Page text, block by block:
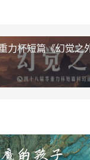
力杯短篇《幻觉之